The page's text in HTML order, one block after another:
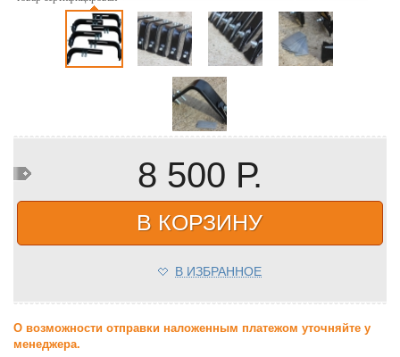
8 500 Р.
В КОРЗИНУ
В ИЗБРАННОЕ
О возможности отправки наложенным платежом уточняйте у
менеджера.